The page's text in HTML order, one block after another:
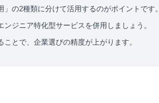
の2種類に分けて活用するのがポイントです。
ジニア特化型サービスを併用しましょう。
とで、企業選びの精度が上がります。